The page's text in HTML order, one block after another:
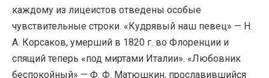
каждому из лицеистов отведены особые
чувствительные строки. «Кудрявый наш певец» — Н.
А. Корсаков, умерший в 1820 г. во Флоренции и
спящий теперь «под миртами Италии». «Любовник
беспокойный» — Ф. Ф. Матюшкин, прославившийся